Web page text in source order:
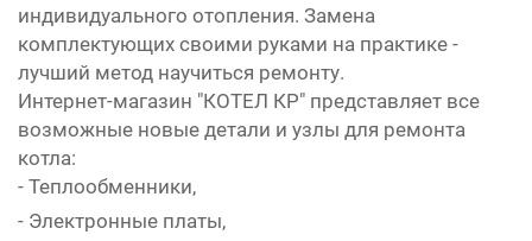
индивидуального отопления. Замена
комплектующих своими руками на практике -
лучший метод научиться ремонту.
Интернет-магазин "КОТЕЛ КР" представляет все
возможные новые детали и узлы для ремонта
котла:
- Теплообменники,
- Электронные платы,